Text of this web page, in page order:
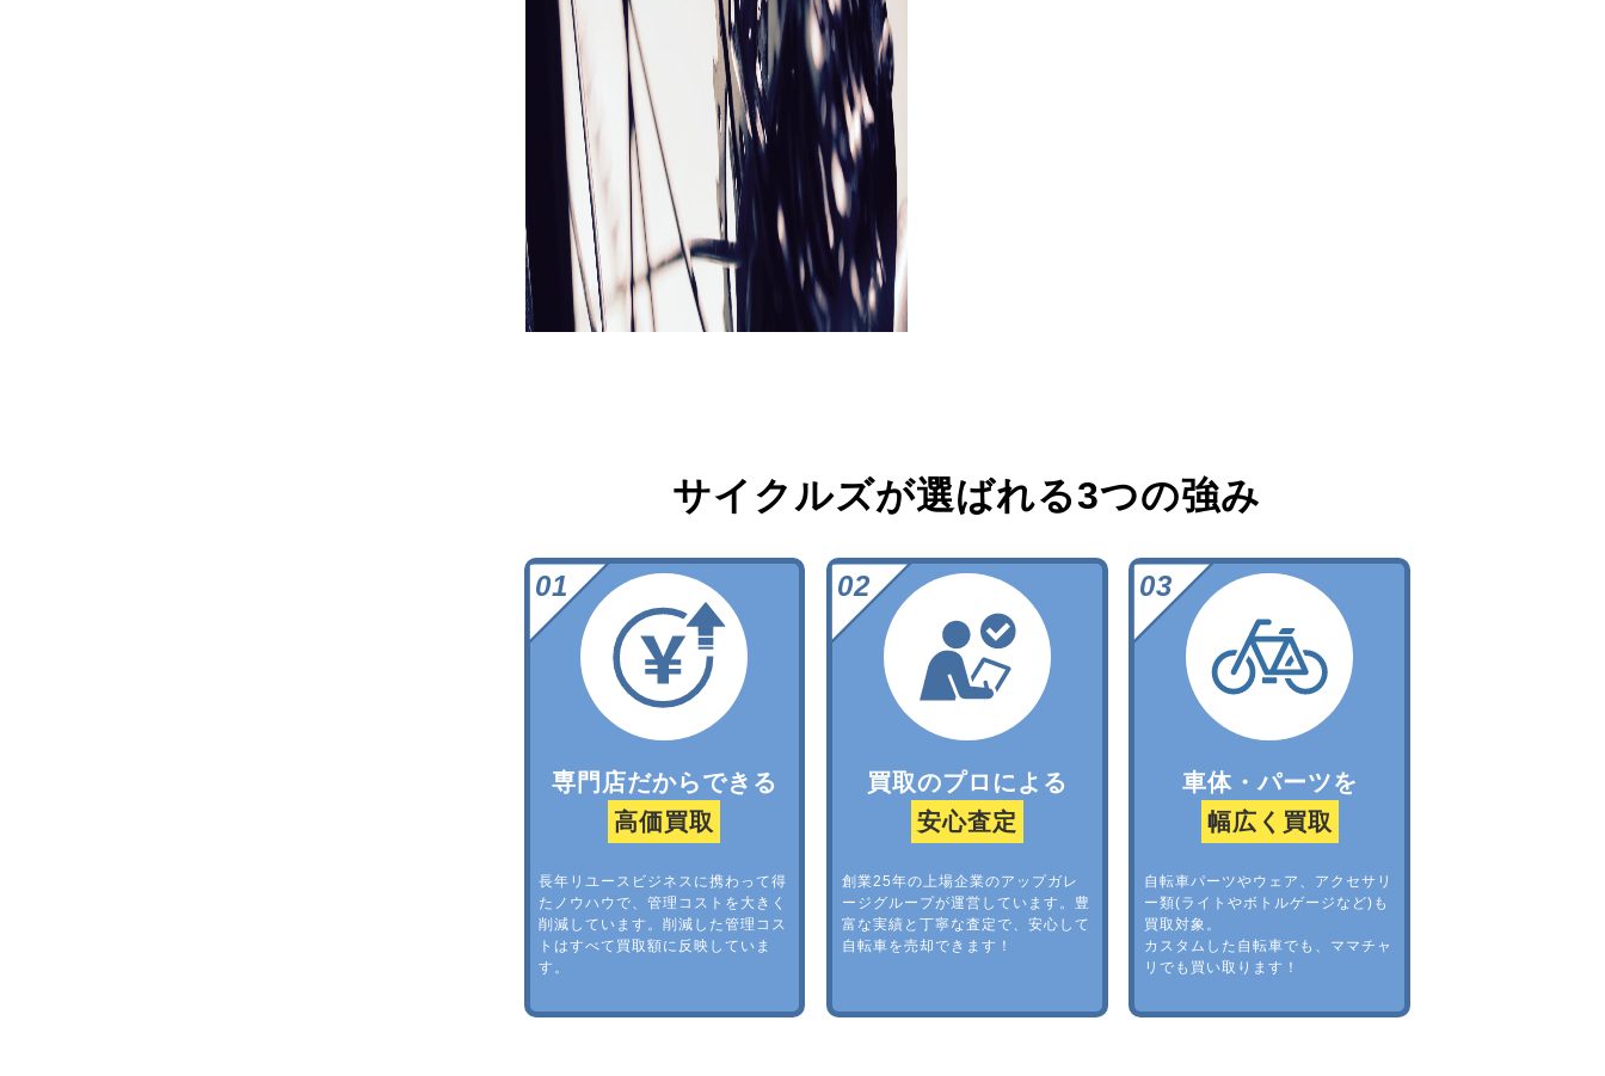
サイクルズが選ばれる3つの強み
専門店だからできる
高価買取
長年リユースビジネスに携わって得
たノウハウで、管理コストを大きく
削減しています。削減した管理コス
トはすべて買取額に反映していま
す。
買取のプロによる
安心査定
創業25年の上場企業のアップガレ
ージグループが運営しています。豊
富な実績と丁寧な査定で、安心して
自転車を売却できます！
車体・パーツを
幅広く買取
自転車パーツやウェア、アクセサリ
ー類(ライトやボトルゲージなど)も
買取対象。
カスタムした自転車でも、ママチャ
リでも買い取ります！